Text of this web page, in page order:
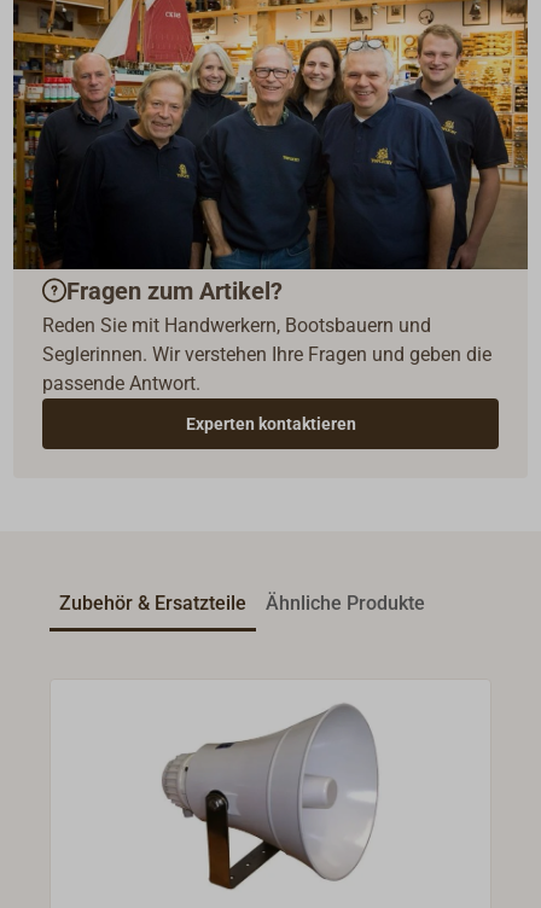
Fragen zum Artikel?
Reden Sie mit Handwerkern, Bootsbauern und
Seglerinnen. Wir verstehen Ihre Fragen und geben die
passende Antwort.
Experten kontaktieren
Zubehör & Ersatzteile Ähnliche Produkte